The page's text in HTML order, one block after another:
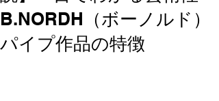
B.NORDH（ボーノルド）
パイプ作品の特徴